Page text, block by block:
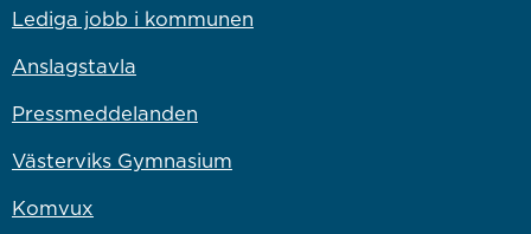
Lediga jobb i kommunen
Anslagstavla
Pressmeddelanden
Västerviks Gymnasium
Komvux